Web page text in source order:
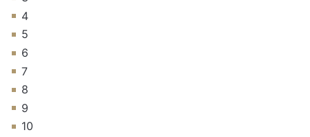
4
5
6
7
8
9
10